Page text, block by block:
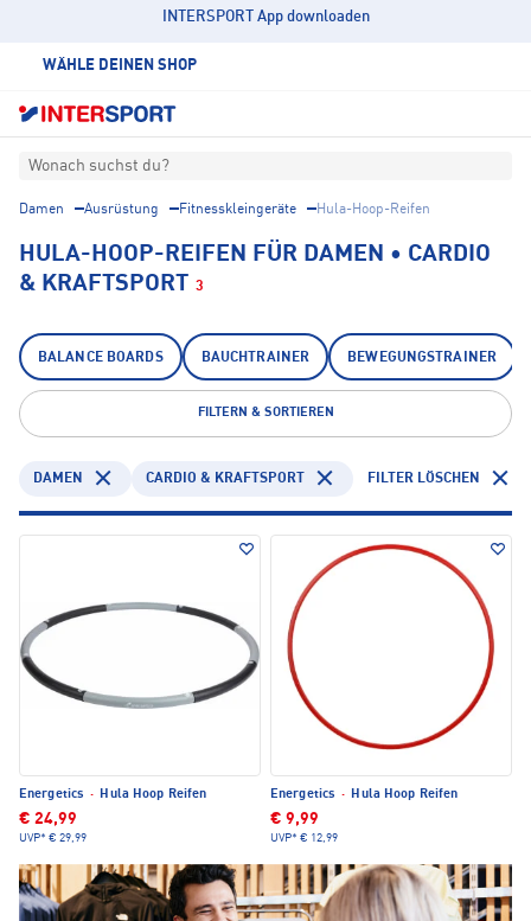
INTERSPORT App downloaden
WÄHLE DEINEN SHOP
Wonach suchst du?
Damen Ausrüstung Fitnesskleingeräte Hula-Hoop-Reifen
HULA-HOOP-REIFEN FÜR DAMEN • CARDIO
& KRAFTSPORT
3
BALANCE BOARDS BAUCHTRAINER BEWEGUNGSTRAINER
FILTERN & SORTIEREN
DAMEN CARDIO & KRAFTSPORT FILTER LÖSCHEN
Energetics · Hula Hoop Reifen
€ 24,99
UVP* € 29,99
Energetics · Hula Hoop Reifen
€ 9,99
UVP* € 12,99